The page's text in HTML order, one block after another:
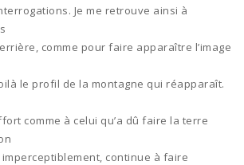
Je me retrouve ainsi à
comme pour faire apparaître l’image
le profil de la montagne qui réapparaît.
comme à celui qu’a dû faire la terre
imperceptiblement, continue à faire